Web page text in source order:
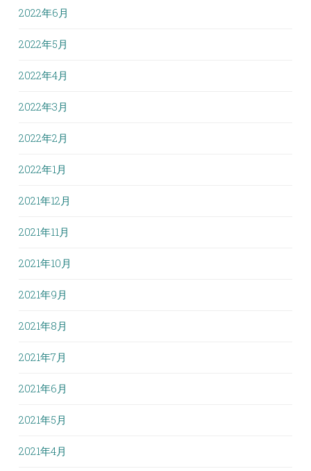
2022年6月
2022年5月
2022年4月
2022年3月
2022年2月
2022年1月
2021年12月
2021年11月
2021年10月
2021年9月
2021年8月
2021年7月
2021年6月
2021年5月
2021年4月